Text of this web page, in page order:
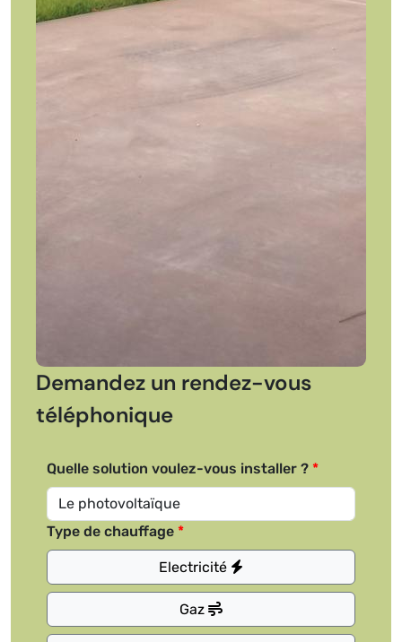
Demandez un rendez-vous
téléphonique
Quelle solution voulez-vous installer ?
Type de chauffage
Electricité
Gaz